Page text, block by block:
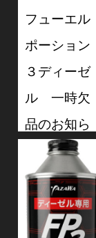
フューエル
ポーション
３ディーゼ
ル 一時欠
品のお知ら
2026/05/19